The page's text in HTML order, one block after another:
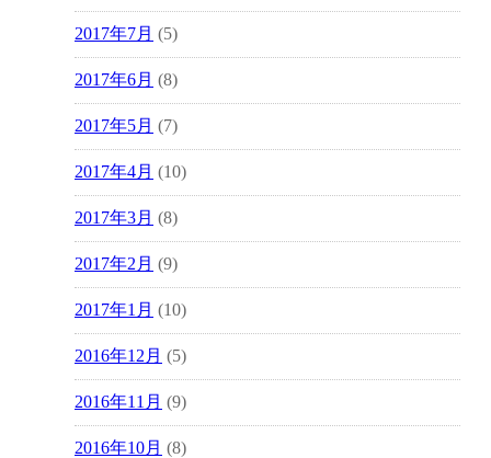
2017年7月 (5)
2017年6月 (8)
2017年5月 (7)
2017年4月 (10)
2017年3月 (8)
2017年2月 (9)
2017年1月 (10)
2016年12月 (5)
2016年11月 (9)
2016年10月 (8)